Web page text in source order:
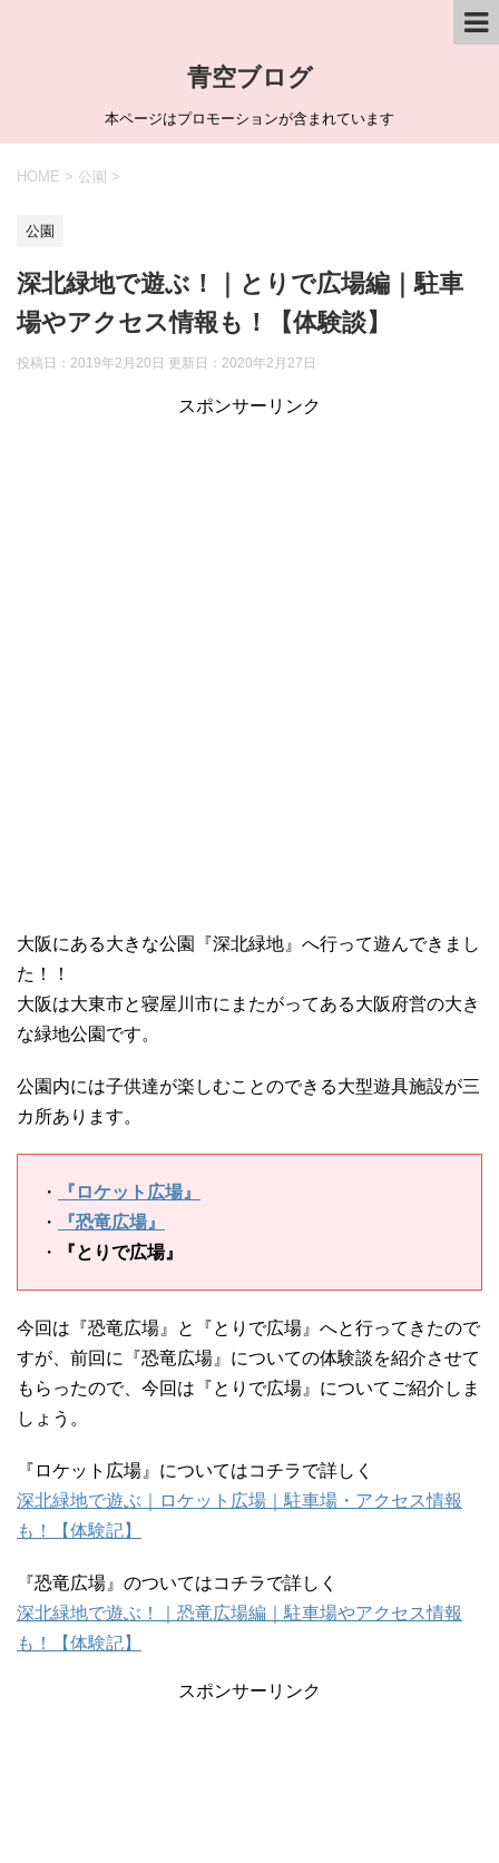
青空ブログ
本ページはプロモーションが含まれています
HOME > 公園 >
公園
深北緑地で遊ぶ！｜とりで広場編｜駐車
場やアクセス情報も！【体験談】
投稿日：2019年2月20日 更新日： 2020年2月27日
スポンサーリンク
大阪にある大きな公園『深北緑地』へ行って遊んできまし
た！！
大阪は大東市と寝屋川市にまたがってある大阪府営の大き
な緑地公園です。
公園内には子供達が楽しむことのできる大型遊具施設が三
カ所あります。
・
『ロケット広場』
・
『恐竜広場』
・
『とりで広場』
今回は『恐竜広場』と『とりで広場』へと行ってきたので
すが、前回に『恐竜広場』についての体験談を紹介させて
もらったので、今回は『とりで広場』についてご紹介しま
しょう。
『ロケット広場』についてはコチラで詳しく
深北緑地で遊ぶ｜ロケット広場｜駐車場・アクセス情報
も！【体験記】
『恐竜広場』のついてはコチラで詳しく
深北緑地で遊ぶ！｜恐竜広場編｜駐車場やアクセス情報
も！【体験記】
スポンサーリンク